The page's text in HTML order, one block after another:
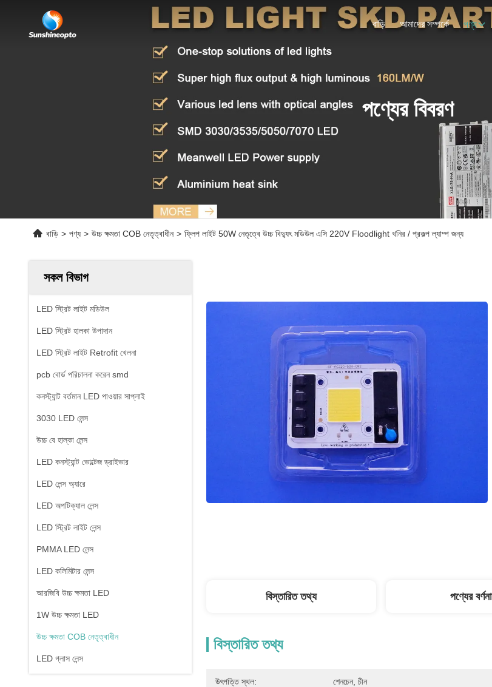
বাড়ি আমাদের সম্পর্কে পণ্য
পণ্যের বিবরণ
বাড়ি > পণ্য > উচ্চ ক্ষমতা COB নেতৃত্বাধীন > ফ্লিপ লাইট 50W নেতৃত্বে উচ্চ বিদ্যুৎ মডিউল এসি 220V Floodlight খনির / প্রকল্প ল্যাম্প জন্য
সকল বিভাগ
LED স্ট্রিট লাইট মডিউল
LED স্ট্রিট হালকা উপাদান
LED স্ট্রিট লাইট Retrofit খেলনা
pcb বোর্ড পরিচালনা করেন smd
কনস্ট্যান্ট বর্তমান LED পাওয়ার সাপ্লাই
3030 LED লেন্স
উচ্চ বে হাল্কা লেন্স
LED কনস্ট্যান্ট ভোল্টেজ ড্রাইভার
LED লেন্স অ্যারে
LED অপটিক্যাল লেন্স
LED স্ট্রিট লাইট লেন্স
PMMA LED লেন্স
LED কলিমিটার লেন্স
আরজিবি উচ্চ ক্ষমতা LED
1W উচ্চ ক্ষমতা LED
উচ্চ ক্ষমতা COB নেতৃত্বাধীন
LED গ্লাস লেন্স
বিস্তারিত তথ্য পণ্যের বর্ণনা
বিস্তারিত তথ্য
উৎপত্তি স্থল: শেনচেন, চীন